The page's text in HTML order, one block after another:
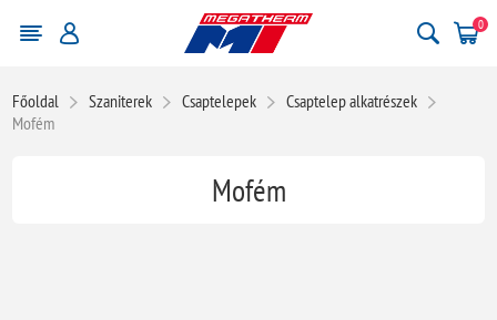
0
Főoldal Szaniterek Csaptelepek
Csaptelep alkatrészek
Mofém
Mofém